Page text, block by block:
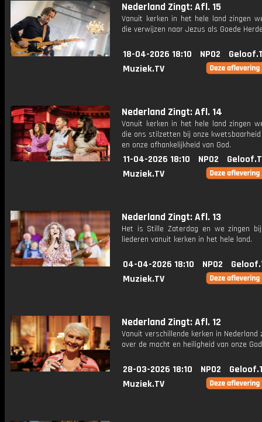
Nederland Zingt: Afl. 15
Vanuit kerken in het hele land zingen
die verwijzen naar Jezus als Goede
18-04-2026 18:10 NPO2
Muziek.TV
Nederland Zingt: Afl. 14
Vanuit kerken in het hele land zingen
die ons stilzetten bij onze
en onze afhankelijkheid van God.
11-04-2026 18:10 NPO2
Muziek.TV
Nederland Zingt: Afl. 13
Het is Stille Zaterdag en we zingen
liederen vanuit kerken in het hele land.
04-04-2026 18:10 NPO2
Muziek.TV
Nederland Zingt: Afl. 12
Vanuit verschillende kerken in Nederland
over de macht en heiligheid van onze
28-03-2026 18:10 NPO2
Muziek.TV